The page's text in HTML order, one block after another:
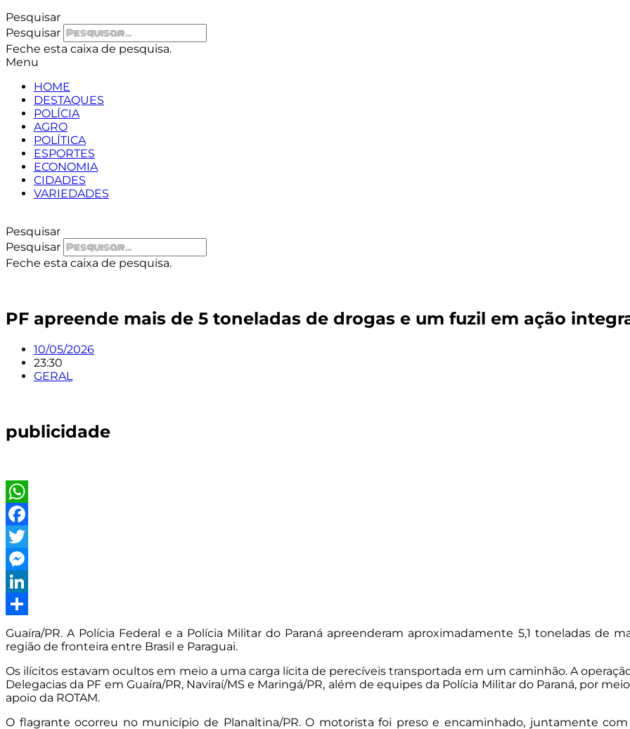
Pesquisar
Pesquisar
Feche esta caixa de pesquisa.
Menu
HOME
DESTAQUES
POLÍCIA
AGRO
POLÍTICA
ESPORTES
ECONOMIA
CIDADES
VARIEDADES
Pesquisar
Pesquisar
Feche esta caixa de pesquisa.
PF apreende mais de 5 toneladas de drogas e um fuzil em ação
10/05/2026
23:30
GERAL
publicidade
WhatsApp
Facebook
Twitter
Messenger
LinkedIn
Share
Guaíra/PR. A Polícia Federal e a Polícia Militar do Paraná apreenderam aproximadamente 5,1 toneladas de
região de fronteira entre Brasil e Paraguai.
Os ilícitos estavam ocultos em meio a uma carga lícita de perecíveis transportada em um caminhão. A
Delegacias da PF em Guaíra/PR, Naviraí/MS e Maringá/PR, além de equipes da Polícia Militar do Paraná, por
apoio da ROTAM.
O flagrante ocorreu no município de Planaltina/PR. O motorista foi preso e encaminhado, juntamente